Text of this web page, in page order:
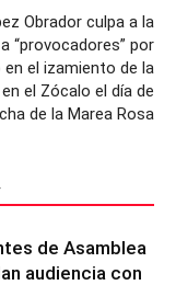
Obrador culpa a la
“provocadores” por
el izamiento de la
el Zócalo el día de
de la Marea Rosa
de Asamblea
audiencia con